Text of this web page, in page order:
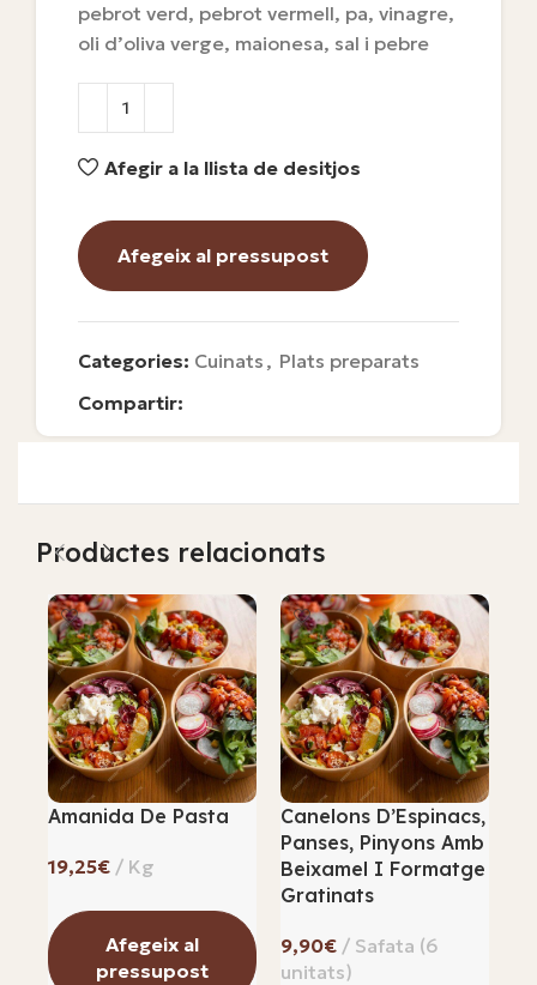
pebrot verd, pebrot vermell, pa, vinagre,
oli d’oliva verge, maionesa, sal i pebre
Afegir a la llista de desitjos
Afegeix al pressupost
Categories: Cuinats , Plats preparats
Compartir:
Productes relacionats
Amanida De Pasta
€
Afegeix al
pressupost
Canelons D’Espinacs,
Panses, Pinyons Amb
Beixamel I Formatge
Gratinats
€